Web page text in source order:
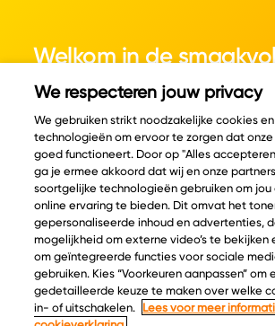
Welkom in de
van kaas.
© Copyright 2026 Velder
Inspiratie
Kaascatalogus
Recepten
Kaasplankjes
We respecteren jouw privacy
We gebruiken strikt noodzakelijke cookies
technologieën om ervoor te zorgen dat
goed functioneert. Door op "Alles
ga je ermee akkoord dat wij en onze
soortgelijke technologieën gebruiken om
online ervaring te bieden. Dit omvat het
gepersonaliseerde inhoud en advertenties,
mogelijkheid om externe video’s te bekijken
om geïntegreerde functies voor sociale
gebruiken. Kies “Voorkeuren aanpassen” om
gedetailleerde keuze te maken over welke
in- of uitschakelen.
Lees voor meer